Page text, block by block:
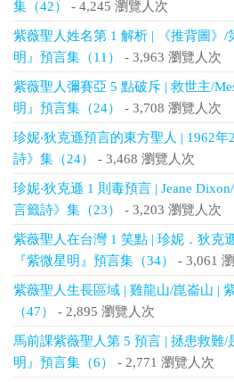
集（42） - 4,245 瀏覽人次
紫薇聖人姓名第 1 解析 | 《推背圖》/
明』預言集（11）
- 3,963 瀏覽人次
紫薇聖人彌賽亞 5 點破斥 | 救世主/
明』預言集（24）
- 3,708 瀏覽人次
珍妮‧狄克遜預言的東方聖人 | 1962
詩》集（24）
- 3,468 瀏覽人次
珍妮‧狄克遜 1 則毒預言 | Jeane
言籤詩》集（23）
- 3,203 瀏覽人次
紫薇聖人在台灣 1 笑點 | 珍妮．狄克
『紫微星明』預言集（34）
- 3,061
紫薇聖人生長區域 | 雞龍山/崑崙山 |
（47）
- 2,895 瀏覽人次
馬前課紫薇聖人第 5 預言 | 拯患救難/
明』預言集（6）
- 2,771 瀏覽人次